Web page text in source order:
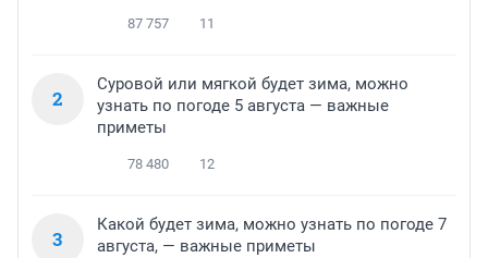
87 757 11
2
Суровой или мягкой будет зима, можно
узнать по погоде 5 августа — важные
приметы
78 480 12
3
Какой будет зима, можно узнать по погоде 7
августа, — важные приметы